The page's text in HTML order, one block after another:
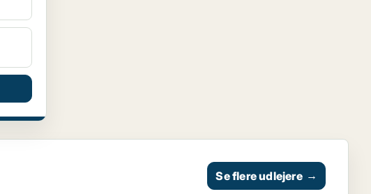
Se flere udlejere →